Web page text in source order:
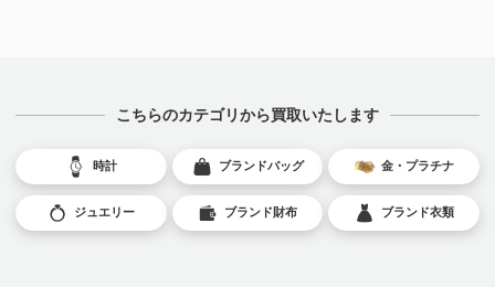
こちらのカテゴリから買取いたします
時計 ブランドバッグ 金・プラチナ
ジュエリー ブランド財布 ブランド衣類